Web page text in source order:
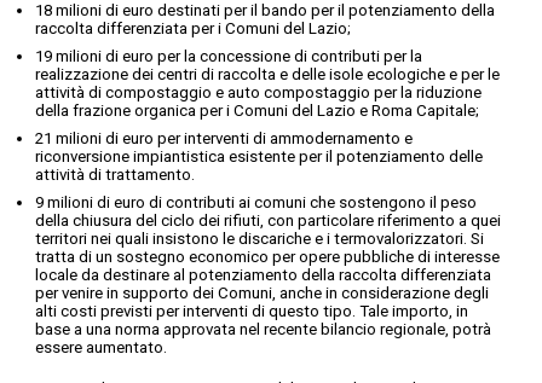
18 milioni di euro destinati per il bando per il potenziamento della
raccolta differenziata per i Comuni del Lazio;
19 milioni di euro per la concessione di contributi per la
realizzazione dei centri di raccolta e delle isole ecologiche e per le
attività di compostaggio e auto compostaggio per la riduzione
della frazione organica per i Comuni del Lazio e Roma Capitale;
21 milioni di euro per interventi di ammodernamento e
riconversione impiantistica esistente per il potenziamento delle
attività di trattamento.
9 milioni di euro di contributi ai comuni che sostengono il peso
della chiusura del ciclo dei rifiuti, con particolare riferimento a quei
territori nei quali insistono le discariche e i termovalorizzatori. Si
tratta di un sostegno economico per opere pubbliche di interesse
locale da destinare al potenziamento della raccolta differenziata
per venire in supporto dei Comuni, anche in considerazione degli
alti costi previsti per interventi di questo tipo. Tale importo, in
base a una norma approvata nel recente bilancio regionale, potrà
essere aumentato.